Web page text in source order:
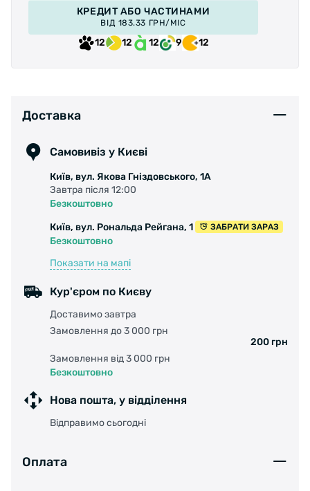
КРЕДИТ АБО ЧАСТИНАМИ
ВІД 183.33 ГРН/МІС
12 12 12 9 12
Доставка
Самовивіз у Києві
Київ, вул. Якова Гніздовського, 1А
Завтра після 12:00
Безкоштовно
Київ, вул. Рональда Рейгана, 1
ЗАБРАТИ ЗАРАЗ
Безкоштовно
Показати на мапі
Кур'єром по Києву
Доставимо завтра
Замовлення до 3 000 грн
200 грн
Замовлення від 3 000 грн
Безкоштовно
Нова пошта, у відділення
Відправимо сьогодні
Оплата